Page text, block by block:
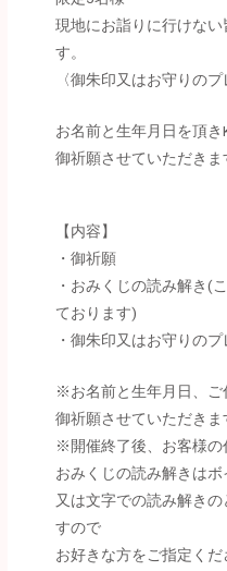
現地にお詣りに行けな
す。
〈御朱印又はお守りのプ
お名前と生年月日を頂
御祈願させていただきま
【内容】
・御祈願
・おみくじの読み解き(
ております)
・御朱印又はお守りの
※お名前と生年月日、ご
御祈願させていただきま
※開催終了後、お客様の
おみくじの読み解きは
又は文字での読み解き
すので
お好きな方をご指定くだ